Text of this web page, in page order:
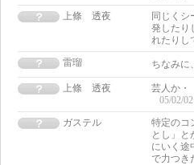
上條 透夜
同じくシ
発したり
れたりし
雷瑠
ちなみに
上條 透夜
芸人か・
05/02/
ガステル
特定のコ
とし」と
にいく途
で力つき